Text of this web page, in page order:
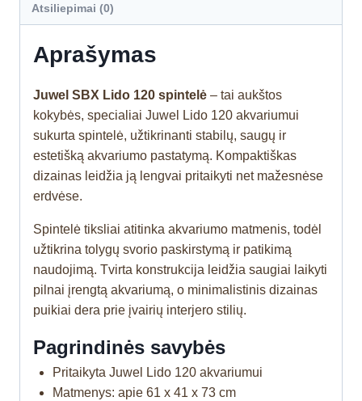
Atsiliepimai (0)
Aprašymas
Juwel SBX Lido 120 spintelė – tai aukštos
kokybės, specialiai Juwel Lido 120 akvariumui
sukurta spintelė, užtikrinanti stabilų, saugų ir
estetišką akvariumo pastatymą. Kompaktiškas
dizainas leidžia ją lengvai pritaikyti net mažesnėse
erdvėse.
Spintelė tiksliai atitinka akvariumo matmenis, todėl
užtikrina tolygų svorio paskirstymą ir patikimą
naudojimą. Tvirta konstrukcija leidžia saugiai laikyti
pilnai įrengtą akvariumą, o minimalistinis dizainas
puikiai dera prie įvairių interjero stilių.
Pagrindinės savybės
Pritaikyta Juwel Lido 120 akvariumui
Matmenys: apie 61 x 41 x 73 cm